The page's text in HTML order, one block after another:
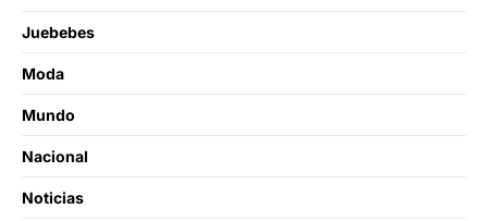
Juebebes
Moda
Mundo
Nacional
Noticias